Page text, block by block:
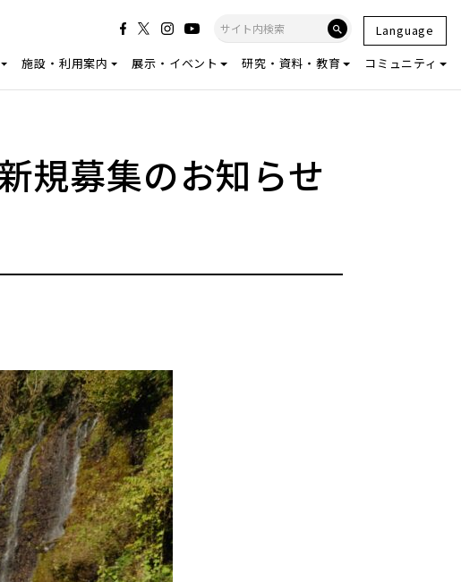
施設・利用案内 展示・イベント 研究・資料・教育 コミュニティ
Language
規募集のお知らせ